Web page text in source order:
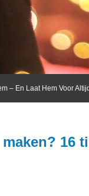
– En Laat Hem Voor
16